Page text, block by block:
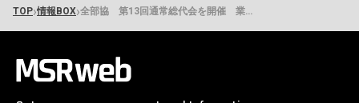
TOP›情報BOX› 全部協 第13回通常総代会を開催 業務効率化について考える催しも実施